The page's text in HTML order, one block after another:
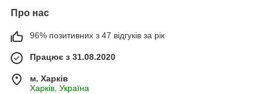
Про нас
96% позитивних з 47 відгуків за рік
Працює з 31.08.2020
м. Харків
Харків, Україна